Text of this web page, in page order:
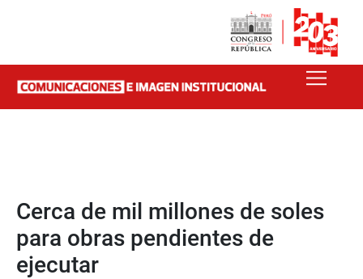
Cerca de mil millones de soles
para obras pendientes de
ejecutar